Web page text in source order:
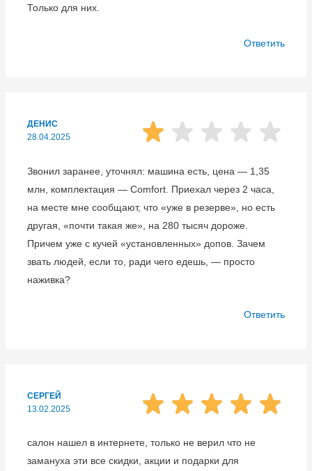
Только для них.
Ответить
ДЕНИС
28.04.2025
Звонил заранее, уточнял: машина есть, цена — 1,35
млн, комплектация — Comfort. Приехал через 2 часа,
на месте мне сообщают, что «уже в резерве», но есть
другая, «почти такая же», на 280 тысяч дороже.
Причем уже с кучей «установленных» допов. Зачем
звать людей, если то, ради чего едешь, — просто
наживка?
Ответить
СЕРГЕЙ
13.02.2025
салон нашел в интернете, только не верил что не
замануха эти все скидки, акции и подарки для